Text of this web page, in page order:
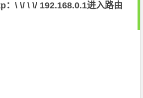
：\ \/ \ \/ 192.168.0.1进入路由